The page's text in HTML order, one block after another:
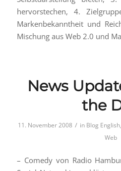
hervorstechen, 4.
Markenbekanntheit und
Mischung aus Web 2.0 und
News
the
11. November 2008 / in Blog English,
Web
– Comedy von Radio